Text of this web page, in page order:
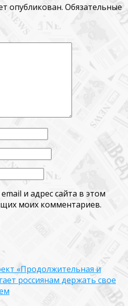
опубликован. Обязательные
и адрес сайта в этом
моих комментариев.
«Продолжительная и
россиянам держать свое